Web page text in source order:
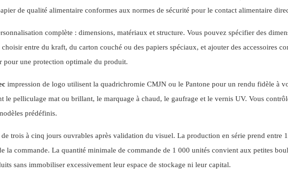
de qualité alimentaire conformes aux normes de sécurité pour le contact alimentaire
complète : dimensions, matériaux et structure. Vous pouvez spécifier des
entre du kraft, du carton couché ou des papiers spéciaux, et ajouter des accessoires
pour une protection optimale du produit.
impression de logo utilisent la quadrichromie CMJN ou le Pantone pour un rendu fidèle à
le pelliculage mat ou brillant, le marquage à chaud, le gaufrage et le vernis UV. Vous
prédéfinis.
trois à cinq jours ouvrables après validation du visuel. La production en série prend entre
la commande. La quantité minimale de commande de 1 000 unités convient aux petites
sans immobiliser excessivement leur espace de stockage ni leur capital.